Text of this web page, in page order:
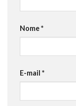
Nome*
E-mail *